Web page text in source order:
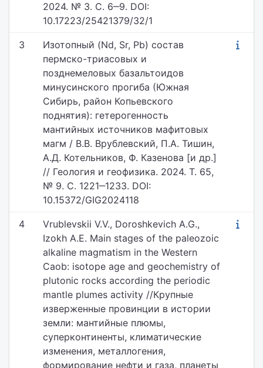
2024. № 3. С. 6‒9. DOI:
10.17223/25421379/32/1
3
Изотопный (Nd, Sr, Pb) состав
пермcко-триасoвыx и
позднемеловых базальтоидов
минусинского прогиба (Южная
Сибирь, район Копьевского
поднятия): гетерогенность
мантийных источников мафитовых
магм / В.В. Врублевский, П.А. Тишин,
А.Д. Котельников, Ф. Казенова [и др.]
// Геология и геофизика. 2024. Т. 65,
№ 9. С. 1221‒1233. DOI:
10.15372/GIG2024118
4
Vrublevskii V.V., Doroshkevich A.G.,
Izokh A.E. Main stages of the paleozoic
alkaline magmatism in the Western
Caob: isotope age and geochemistry of
plutonic rocks according the periodic
mantle plumes activity //Крупные
изверженные провинции в истории
земли: мантийные плюмы,
суперконтиненты, климатические
изменения, металлогения,
формирование нефти и газа, планеты